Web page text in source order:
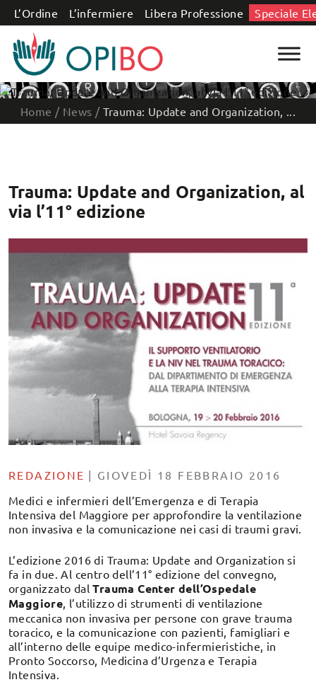
Salta al contenuto
L’Ordine L’infermiere Libera Professione Speciale
Home / News / Trauma: Update and Organization, ...
Trauma: Update and Organization, al
via l’11° edizione
REDAZIONE | GIOVEDÌ 18 FEBBRAIO 2016
Medici e infermieri dell’Emergenza e di Terapia
Intensiva del Maggiore per approfondire la ventilazione
non invasiva e la comunicazione nei casi di traumi gravi.
L’edizione 2016 di Trauma: Update and Organization si
fa in due. Al centro dell’11° edizione del convegno,
organizzato dalTrauma Center dell’Ospedale
Maggiore , l’utilizzo di strumenti di ventilazione
meccanica non invasiva per persone con grave trauma
toracico, e la comunicazione con pazienti, famigliari e
all’interno delle equipe medico-infermieristiche, in
Pronto Soccorso, Medicina d’Urgenza e Terapia
Intensiva.